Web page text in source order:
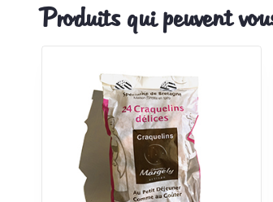
Produits qui peuvent